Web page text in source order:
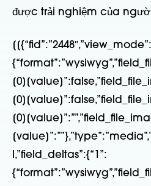
được trải nghiệm của
l,”field_deltas”:{“1”: